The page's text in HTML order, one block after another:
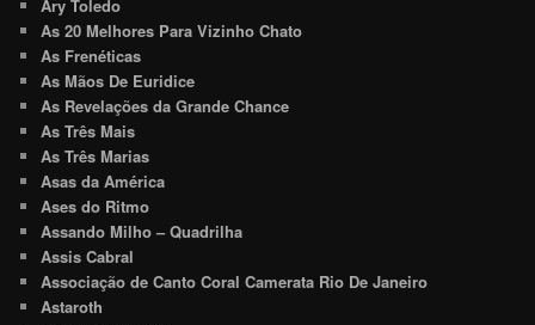
Ary Toledo
As 20 Melhores Para Vizinho Chato
As Frenéticas
As Mãos De Euridice
As Revelações da Grande Chance
As Três Mais
As Três Marias
Asas da América
Ases do Ritmo
Assando Milho – Quadrilha
Assis Cabral
Associação de Canto Coral Camerata Rio De Janeiro
Astaroth